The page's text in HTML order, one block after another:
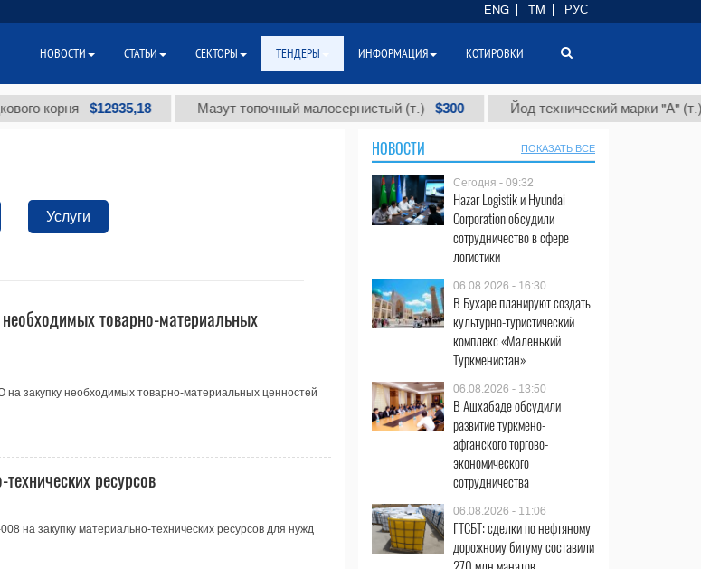
корня $12935,18 Мазут топочный малосернистый (т.) $300 Йод технический марки "А" (т.)
Услуги
товарно-материальных
закупку необходимых товарно-материальных ценностей
ресурсов
на закупку материально-технических ресурсов для нужд
НОВОСТИ ПОКАЗАТЬ ВСЕ
Сегодня - 09:32
Hazar Logistik и Hyundai
Corporation обсудили
сотрудничество в сфере
логистики
06.08.2026 - 16:30
В Бухаре планируют создать
культурно-туристический
комплекс «Маленький
Туркменистан»
06.08.2026 - 13:50
В Ашхабаде обсудили
развитие туркмено-
афганского торгово-
экономического
сотрудничества
06.08.2026 - 11:06
ГТСБТ: сделки по нефтяному
дорожному битуму составили
ENG TM РУС
НОВОСТИ СТАТЬИ СЕКТОРЫ ТЕНДЕРЫ ИНФОРМАЦИЯ КОТИРОВКИ